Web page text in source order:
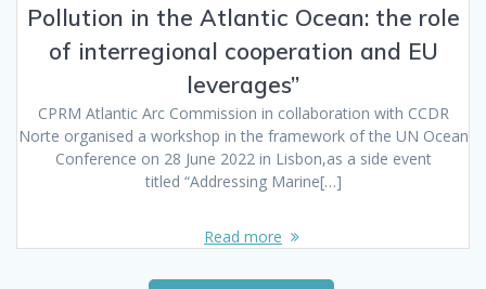
Pollution in the Atlantic Ocean: the role
of interregional cooperation and EU
leverages”
CPRM Atlantic Arc Commission in collaboration with CCDR
Norte organised a workshop in the framework of the UN Ocean
Conference on 28 June 2022 in Lisbon,as a side event
titled “Addressing Marine[…]
Read more